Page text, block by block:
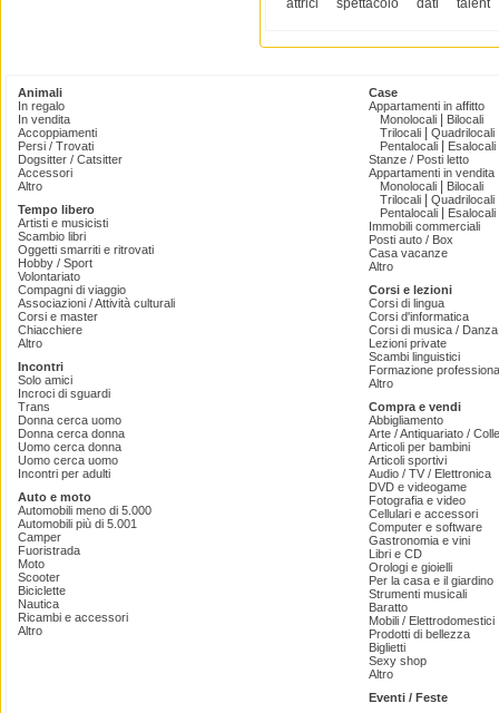
attrici
spettacolo dati talent
Animali
In regalo
In vendita
Accoppiamenti
Persi / Trovati
Dogsitter / Catsitter
Accessori
Altro
Tempo libero
Artisti e musicisti
Scambio libri
Oggetti smarriti e ritrovati
Hobby / Sport
Volontariato
Compagni di viaggio
Associazioni / Attività culturali
Corsi e master
Chiacchiere
Altro
Incontri
Solo amici
Incroci di sguardi
Trans
Donna cerca uomo
Donna cerca donna
Uomo cerca donna
Uomo cerca uomo
Incontri per adulti
Auto e moto
Automobili meno di 5.000
Automobili più di 5.001
Camper
Fuoristrada
Moto
Scooter
Biciclette
Nautica
Ricambi e accessori
Altro
Case
Appartamenti in affitto
Monolocali
Bilocali
Trilocali
Quadrilocali
Pentalocali
Esalocali
Stanze / Posti letto
Appartamenti in vendita
Monolocali
Bilocali
Trilocali
Quadrilocali
Pentalocali
Esalocali
Immobili commerciali
Posti auto / Box
Casa vacanze
Altro
Corsi e lezioni
Corsi di lingua
Corsi d'informatica
Corsi di musica /
Lezioni private
Scambi linguistici
Formazione
Altro
Compra e vendi
Abbigliamento
Arte / Antiquariato /
Articoli per bambini
Articoli sportivi
Audio / TV / Elettronica
DVD e videogame
Fotografia e video
Cellulari e accessori
Computer e software
Gastronomia e vini
Libri e CD
Orologi e gioielli
Per la casa e il giardino
Strumenti musicali
Baratto
Mobili / Elettrodomestici
Prodotti di bellezza
Biglietti
Sexy shop
Altro
Eventi / Feste